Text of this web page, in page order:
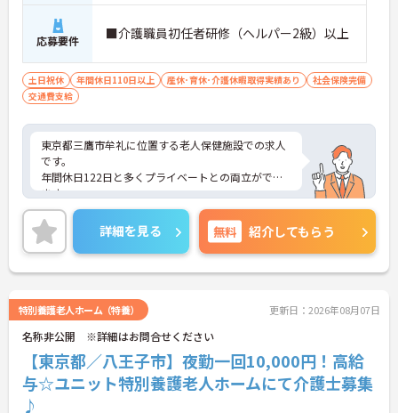
応募要件 ■介護職員初任者研修（ヘルパー2級）以上
土日祝休 年間休日110日以上 産休･育休･介護休暇取得実績あり
社会保険完備
交通費支給
東京都三鷹市牟礼に位置する老人保健施設での求人
です。
年間休日122日と多くプライベートとの両立ができ
ます。
ご興味のある方はお気軽にお問い合わせ下さい。
詳細を見る 無料 紹介してもらう
特別養護老人ホーム（特養） 更新日：2026年08月07日
名称非公開 ※詳細はお問合せください
【東京都／八王子市】夜勤一回10,000円！高給
与☆ユニット特別養護老人ホームにて介護士募集
♪